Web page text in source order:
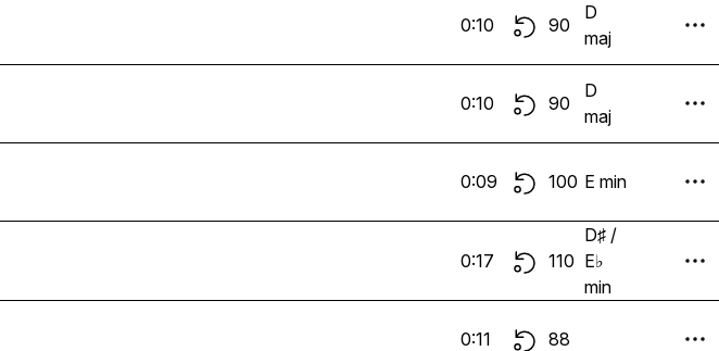
0:10 90
D
maj
0:10 90
D
maj
0:09 100 E min
0:17 110
D♯ /
E♭
min
0:11 88